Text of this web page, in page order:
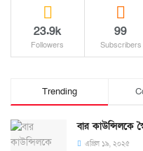
23.9k
Followers
99
Subscribers
Trending
বার কাউন্সিলকে
এপ্রিল ১৯, ২০২৫